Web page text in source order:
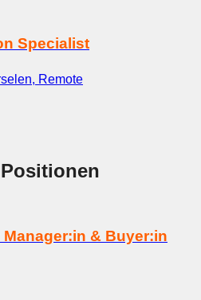
Specialist
Remote
& Buyer:in